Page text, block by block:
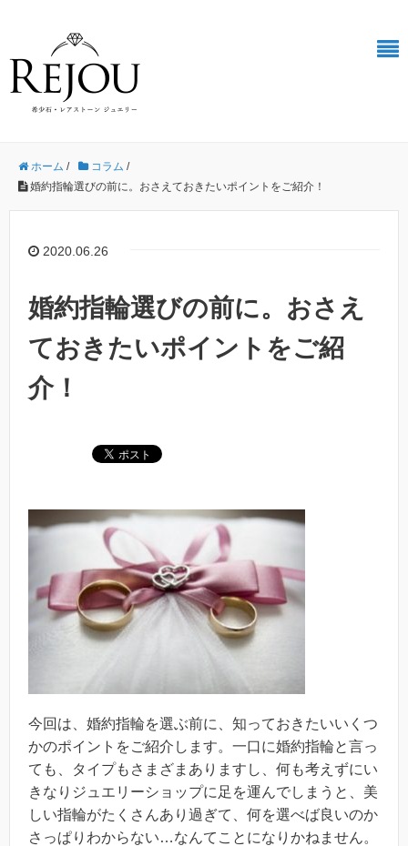
ホーム / コラム /
婚約指輪選びの前に。おさえておきたいポイントをご紹介！
2020.06.26
婚約指輪選びの前に。おさえ
ておきたいポイントをご紹
介！
今回は、婚約指輪を選ぶ前に、知っておきたいいくつ
かのポイントをご紹介します。一口に婚約指輪と言っ
ても、タイプもさまざまありますし、何も考えずにい
きなりジュエリーショップに足を運んでしまうと、美
しい指輪がたくさんあり過ぎて、何を選べば良いのか
さっぱりわからない…なんてことになりかねません。